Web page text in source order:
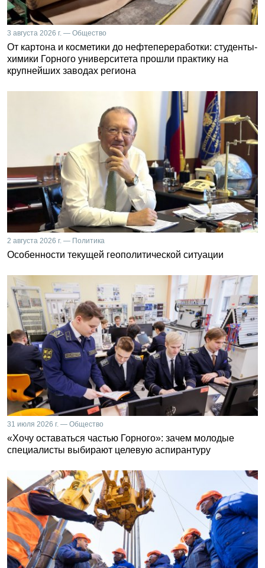
3 августа 2026 г. — Общество
От картона и косметики до нефтепереработки: студенты-
химики Горного университета прошли практику на
крупнейших заводах региона
2 августа 2026 г. — Политика
Особенности текущей геополитической ситуации
31 июля 2026 г. — Общество
«Хочу оставаться частью Горного»: зачем молодые
специалисты выбирают целевую аспирантуру